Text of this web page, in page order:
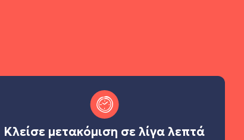
Κλείσε μετακόμιση σε λίγα λεπτά